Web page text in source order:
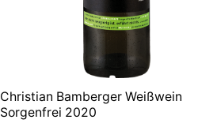
Christian Bamberger Weißwein
Sorgenfrei 2020